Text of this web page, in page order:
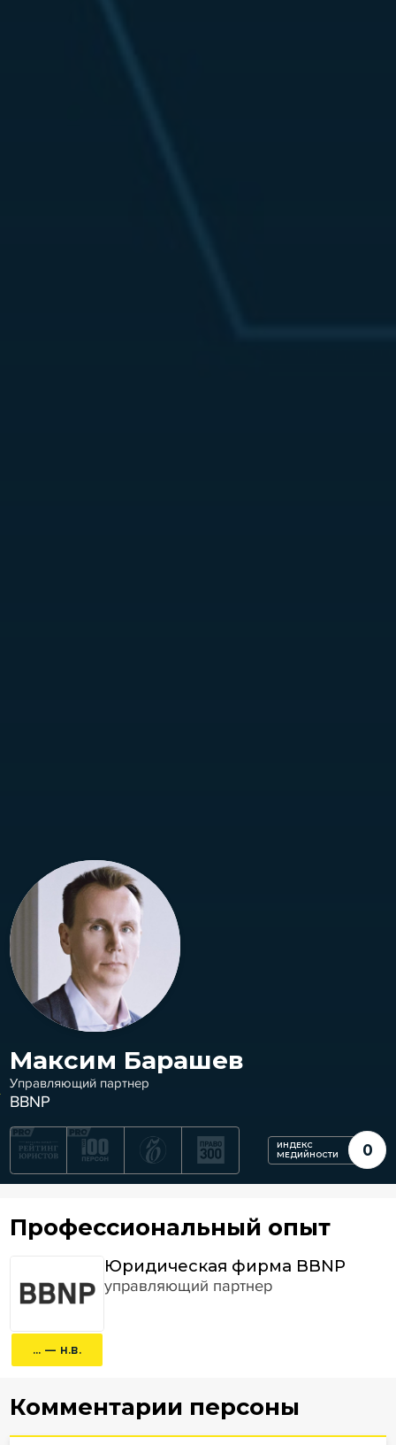
Максим Барашев
Управляющий партнер
BBNP
ИНДЕКС
МЕДИЙНОСТИ
0
Профессиональный опыт
... — н.в.
Юридическая фирма BBNP
управляющий партнер
Комментарии персоны